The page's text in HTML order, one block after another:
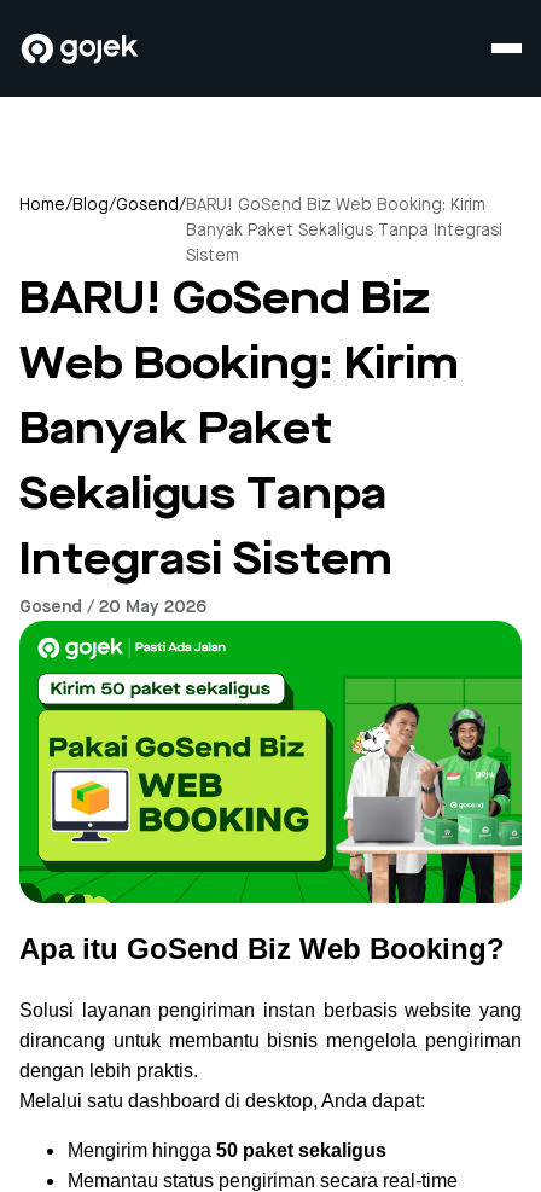
Home/Blog/Gosend/BARU! GoSend Biz Web Booking: Kirim
Banyak Paket Sekaligus Tanpa Integrasi
Sistem
BARU! GoSend Biz
Web Booking: Kirim
Banyak Paket
Sekaligus Tanpa
Integrasi Sistem
Gosend / 20 May 2026
Apa itu GoSend Biz Web Booking?
Solusi layanan pengiriman instan berbasis website yang
dirancang untuk membantu bisnis mengelola pengiriman
dengan lebih praktis.
Melalui satu dashboard di desktop, Anda dapat:
Mengirim hingga 50 paket sekaligus
Memantau status pengiriman secara real-time